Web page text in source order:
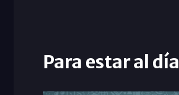
Para estar al día